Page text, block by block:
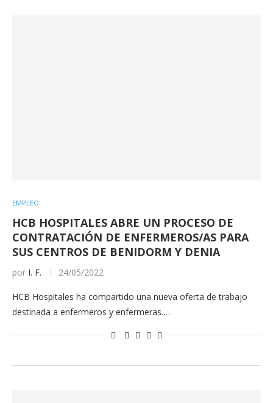
EMPLEO
HCB HOSPITALES ABRE UN PROCESO DE
CONTRATACIÓN DE ENFERMEROS/AS PARA
SUS CENTROS DE BENIDORM Y DENIA
por I. F. 24/05/2022
HCB Hospitales ha compartido una nueva oferta de trabajo
destinada a enfermeros y enfermeras.…